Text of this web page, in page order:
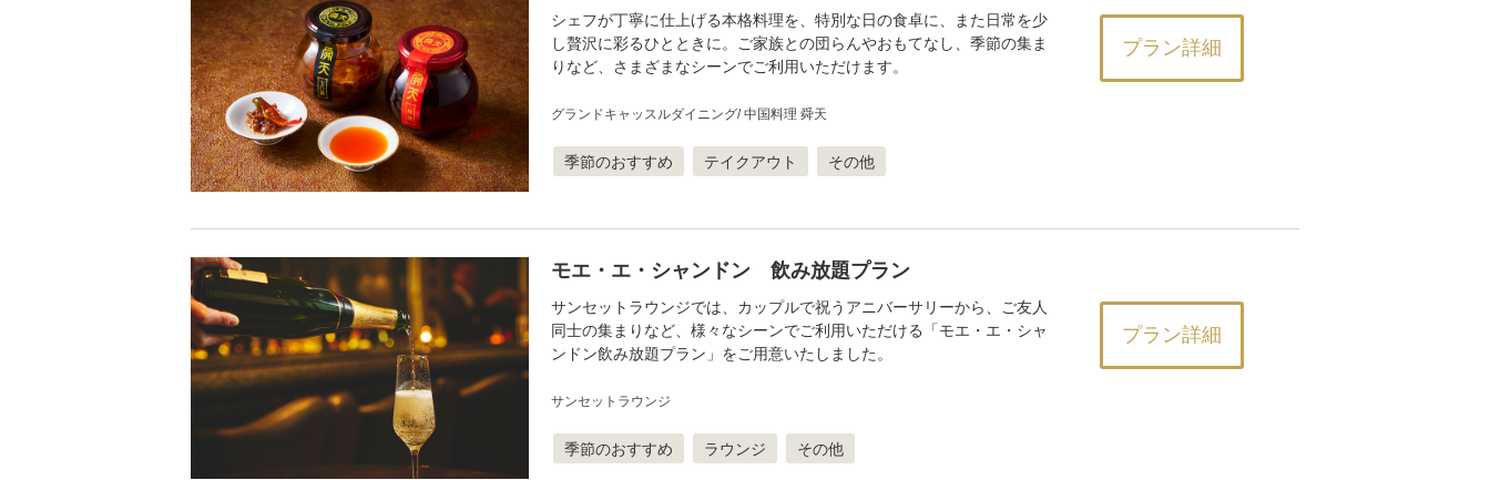
シェフが丁寧に仕上げる本格料理を、特別な日の食卓に、また日常を少
し贅沢に彩るひとときに。ご家族との団らんやおもてなし、季節の集ま
りなど、さまざまなシーンでご利用いただけます。
グランドキャッスルダイニング 中国料理 舜天
季節のおすすめ テイクアウト その他
プラン詳細
モエ・エ・シャンドン 飲み放題プラン
サンセットラウンジでは、カップルで祝うアニバーサリーから、ご友人
同士の集まりなど、様々なシーンでご利用いただける「モエ・エ・シャ
ンドン飲み放題プラン」をご用意いたしました。
サンセットラウンジ
季節のおすすめ ラウンジ その他
プラン詳細